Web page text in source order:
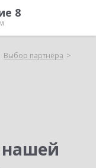
8
Выбор партнёра
нашей